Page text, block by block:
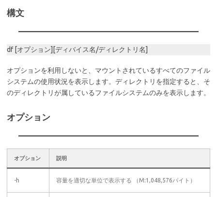
構文
df [オプション][ディバイス名/ディレクトリ名]
オプションを利用しないと、マウントされているすべてのファイル
システムの使用状況を表示します。ディレクトリを指定すると、そ
のディレクトリが属しているファイルシステムのみを表示します。
オプション
オプション 説明
-h 容量を適切な単位で表示する （M:1,048,576バイト）